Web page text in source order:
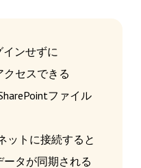
インせずに
クセスできる
ファイル
ットに接続すると
ータが同期される